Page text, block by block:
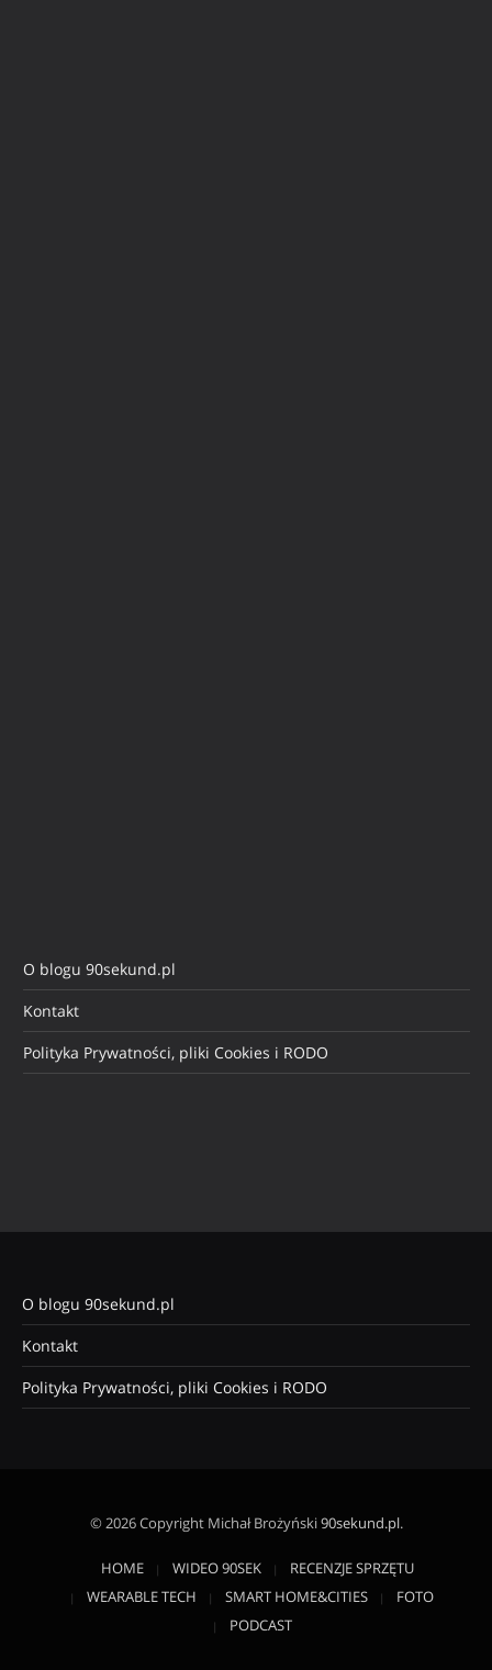
O blogu 90sekund.pl
Kontakt
Polityka Prywatności, pliki Cookies i RODO
O blogu 90sekund.pl
Kontakt
Polityka Prywatności, pliki Cookies i RODO
© 2026 Copyright Michał Brożyński90sekund.pl.
HOME WIDEO 90SEK
RECENZJE SPRZĘTU
WEARABLE TECH
SMART HOME&CITIES
FOTO
PODCAST